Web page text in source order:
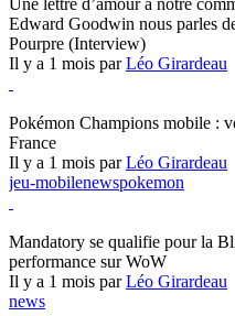
Une lettre d’amour à notre
Edward Goodwin nous parles
Pourpre (Interview)
Il y a 1 mois parLéo Girardeau
Pokémon Champions mobile :
France
Il y a 1 mois parLéo Girardeau
jeu-mobilenewspokemon
Mandatory se qualifie pour la
performance sur WoW
Il y a 1 mois parLéo Girardeau
news